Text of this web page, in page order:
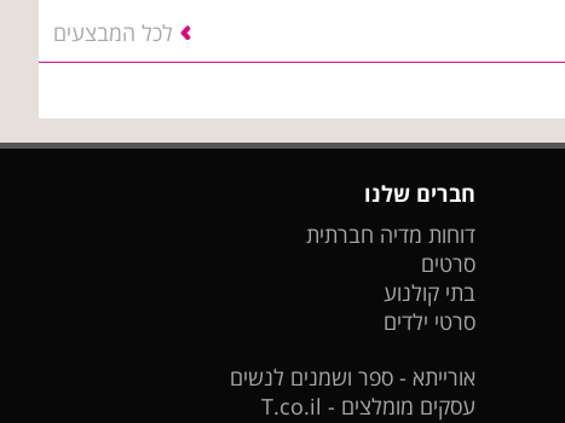
לכל המבצעים
חברים שלנו
דוחות מדיה חברתית
סרטים
בתי קולנוע
סרטי ילדים
אורייתא - ספר ושמנים לנשים
עסקים מומלצים - T.co.il